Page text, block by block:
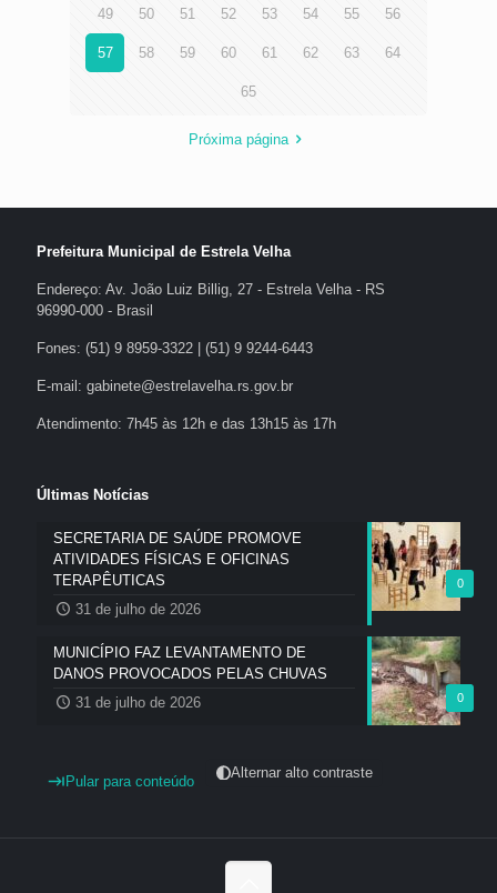
49 50 51 52 53 54 55 56
57 58 59 60 61 62 63 64
65
Próxima página
Prefeitura Municipal de Estrela Velha
Endereço: Av. João Luiz Billig, 27 - Estrela Velha - RS
96990-000 - Brasil
Fones: (51) 9 8959-3322 | (51) 9 9244-6443
E-mail: gabinete@estrelavelha.rs.gov.br
Atendimento: 7h45 às 12h e das 13h15 às 17h
Últimas Notícias
0
SECRETARIA DE SAÚDE PROMOVE
ATIVIDADES FÍSICAS E OFICINAS
TERAPÊUTICAS
31 de julho de 2026
0
MUNICÍPIO FAZ LEVANTAMENTO DE
DANOS PROVOCADOS PELAS CHUVAS
31 de julho de 2026
Pular para conteúdo Alternar alto contraste